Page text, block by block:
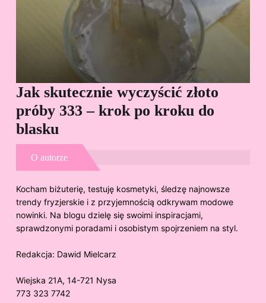
Jak skutecznie wyczyścić złoto
próby 333 – krok po kroku do
blasku
O autorze
Kocham biżuterię, testuję kosmetyki, śledzę najnowsze
trendy fryzjerskie i z przyjemnością odkrywam modowe
nowinki. Na blogu dzielę się swoimi inspiracjami,
sprawdzonymi poradami i osobistym spojrzeniem na styl.
Redakcja: Dawid Mielcarz
Wiejska 21A, 14-721 Nysa
773 323 7742